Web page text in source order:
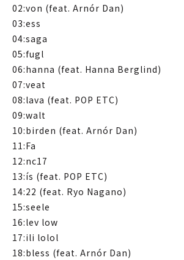
02:von (feat. Arnór Dan)
03:ess
04:saga
05:fugl
06:hanna (feat. Hanna Berglind)
07:veat
08:lava (feat. POP ETC)
09:walt
10:birden (feat. Arnór Dan)
11:Fa
12:nc17
13:ís (feat. POP ETC)
14:22 (feat. Ryo Nagano)
15:seele
16:lev low
17:ili lolol
18:bless (feat. Arnór Dan)